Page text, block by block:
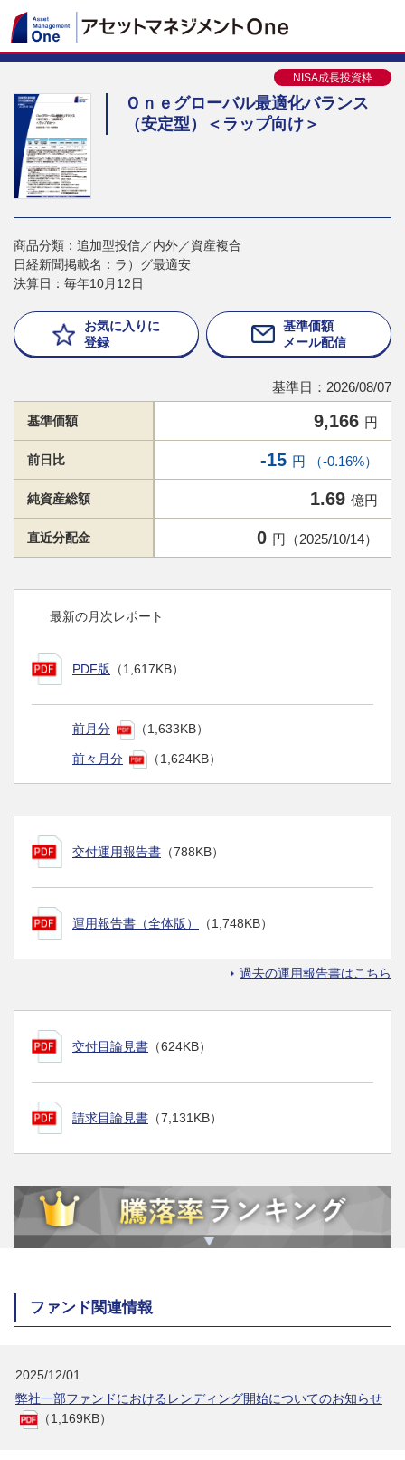
NISA成長投資枠
Ｏｎｅグローバル最適化バランス
（安定型）＜ラップ向け＞
商品分類：追加型投信／内外／資産複合
日経新聞掲載名：ラ）グ最適安
決算日：毎年10月12日
お気に入りに
登録
基準価額
メール配信
基準日：2026/08/07
基準価額 9,166 円
前日比 -15 円 （-0.16%）
純資産総額 1.69 億円
直近分配金 0 円（2025/10/14）
最新の月次レポート
PDF版 （1,617KB）
前月分 （1,633KB）
前々月分 （1,624KB）
交付運用報告書 （788KB）
運用報告書（全体版） （1,748KB）
過去の運用報告書はこちら
交付目論見書 （624KB）
請求目論見書 （7,131KB）
ファンド関連情報
2025/12/01
弊社一部ファンドにおけるレンディング開始についてのお知らせ
（1,169KB）